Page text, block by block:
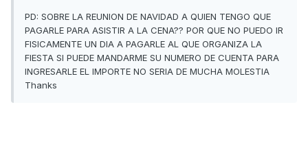
PD: SOBRE LA REUNION DE NAVIDAD A QUIEN TENGO QUE
PAGARLE PARA ASISTIR A LA CENA?? POR QUE NO PUEDO IR
FISICAMENTE UN DIA A PAGARLE AL QUE ORGANIZA LA
FIESTA SI PUEDE MANDARME SU NUMERO DE CUENTA PARA
INGRESARLE EL IMPORTE NO SERIA DE MUCHA MOLESTIA
Thanks